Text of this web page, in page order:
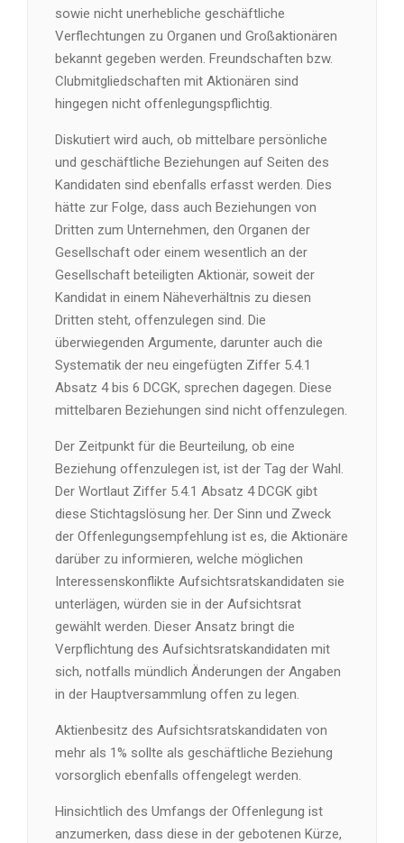
sowie nicht unerhebliche geschäftliche
Verflechtungen zu Organen und Großaktionären
bekannt gegeben werden. Freundschaften bzw.
Clubmitgliedschaften mit Aktionären sind
hingegen nicht offenlegungspflichtig.
Diskutiert wird auch, ob mittelbare persönliche
und geschäftliche Beziehungen auf Seiten des
Kandidaten sind ebenfalls erfasst werden. Dies
hätte zur Folge, dass auch Beziehungen von
Dritten zum Unternehmen, den Organen der
Gesellschaft oder einem wesentlich an der
Gesellschaft beteiligten Aktionär, soweit der
Kandidat in einem Näheverhältnis zu diesen
Dritten steht, offenzulegen sind. Die
überwiegenden Argumente, darunter auch die
Systematik der neu eingefügten Ziffer 5.4.1
Absatz 4 bis 6 DCGK, sprechen dagegen. Diese
mittelbaren Beziehungen sind nicht offenzulegen.
Der Zeitpunkt für die Beurteilung, ob eine
Beziehung offenzulegen ist, ist der Tag der Wahl.
Der Wortlaut Ziffer 5.4.1 Absatz 4 DCGK gibt
diese Stichtagslösung her. Der Sinn und Zweck
der Offenlegungsempfehlung ist es, die Aktionäre
darüber zu informieren, welche möglichen
Interessenskonflikte Aufsichtsratskandidaten sie
unterlägen, würden sie in der Aufsichtsrat
gewählt werden. Dieser Ansatz bringt die
Verpflichtung des Aufsichtsratskandidaten mit
sich, notfalls mündlich Änderungen der Angaben
in der Hauptversammlung offen zu legen.
Aktienbesitz des Aufsichtsratskandidaten von
mehr als 1% sollte als geschäftliche Beziehung
vorsorglich ebenfalls offengelegt werden.
Hinsichtlich des Umfangs der Offenlegung ist
anzumerken, dass diese in der gebotenen Kürze,